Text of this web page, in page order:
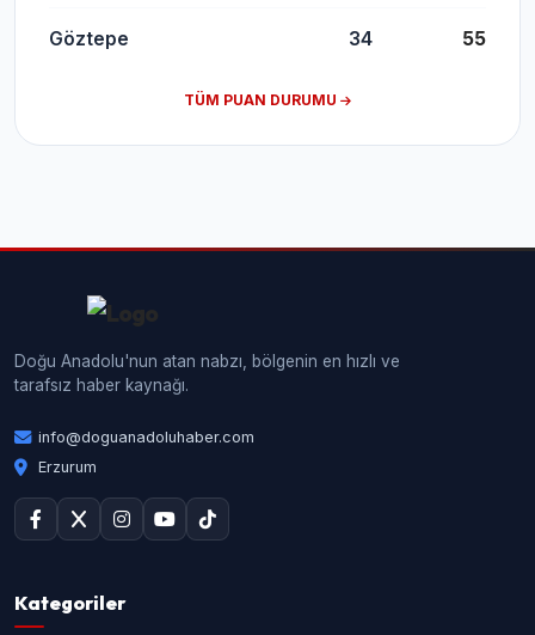
Göztepe 34 55
TÜM PUAN DURUMU
Doğu Anadolu'nun atan nabzı, bölgenin en hızlı ve
tarafsız haber kaynağı.
info@doguanadoluhaber.com
Erzurum
Kategoriler